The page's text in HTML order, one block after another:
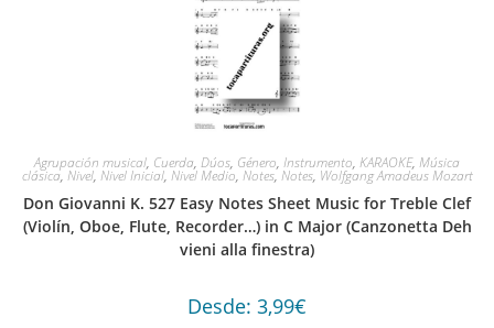
Agrupación musical, Cuerda, Dúos, Género, Instrumento, KARAOKE, Música
clásica, Nivel, Nivel Inicial, Nivel Medio, Notes,Notes, Wolfgang Amadeus Mozart
Don Giovanni K. 527 Easy Notes Sheet Music for Treble Clef
(Violín, Oboe, Flute, Recorder…) in C Major (Canzonetta Deh
vieni alla finestra)
Desde: 3,99€